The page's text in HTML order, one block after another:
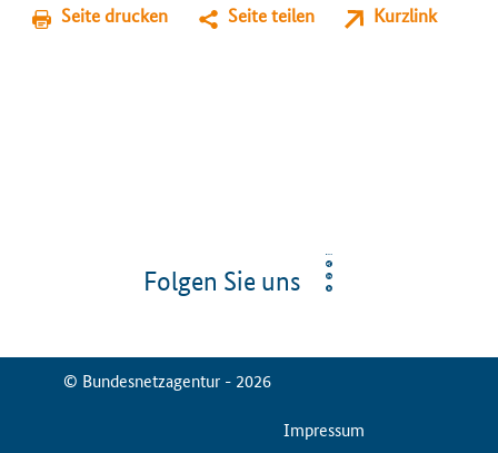
Seite drucken Seite teilen Kurzlink
Folgen Sie uns
© Bundesnetzagentur - 2026
ServiceMenuImpressum